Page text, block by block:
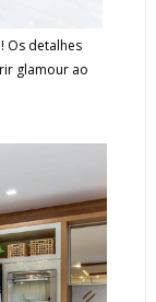
Os detalhes
glamour ao